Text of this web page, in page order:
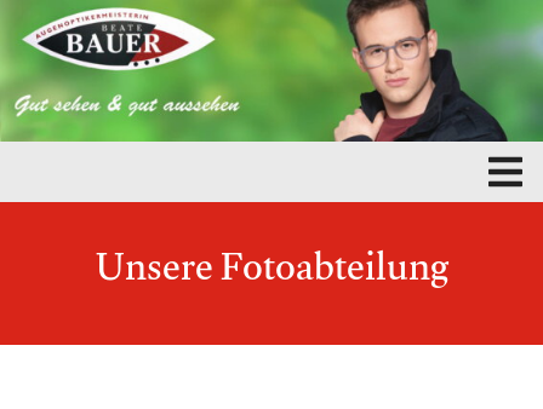
Unsere Fotoabteilung